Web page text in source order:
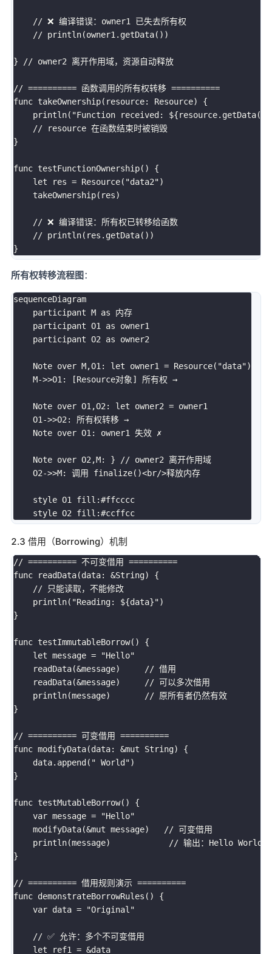
    // ❌ 编译错误：owner1 已失去所有权
    // println(owner1.getData())
} // owner2 离开作用域，资源自动释放
// ========== 函数调用的所有权转移 ==========
func takeOwnership(resource: Resource) {
println("Function received:
    // resource 在函数结束时被销毁
}
func testFunctionOwnership() {
    let res = Resource("data2")
    takeOwnership(res)
    // ❌ 编译错误：所有权已转移给函数
    // println(res.getData())
所有权转移流程图：
sequenceDiagram
    participant M as 内存
    participant O1 as owner1
    participant O2 as owner2
    Note over M,O1: let owner1 = Resource("data")
    M->>O1: [Resource对象] 所有权 →
    Note over O1,O2: let owner2 = owner1
    O1->>O2: 所有权转移 →
    Note over O1: owner1 失效 ✗
    Note over O2,M: } // owner2 离开作用域
    O2->>M: 调用 finalize()<br/>释放内存
    style O1 fill:#ffcccc
2.3 借用（Borrowing）机制
// ========== 不可变借用 ==========
func readData(data: &String) {
    // 只能读取，不能修改
    println("Reading: ${data}")
}
func testImmutableBorrow() {
    let message = "Hello"
    readData(&message)     // 借用
    readData(&message)     // 可以多次借用
    println(message)       // 原所有者仍然有效
}
// ========== 可变借用 ==========
func modifyData(data: &mut String) {
    data.append(" World")
}
func testMutableBorrow() {
    var message = "Hello"
    modifyData(&mut message)   // 可变借用
    println(message)            // 输出：Hello World
}
// ========== 借用规则演示 ==========
func demonstrateBorrowRules() {
    var data = "Original"
    // ✅ 允许：多个不可变借用
    let ref1 = &data